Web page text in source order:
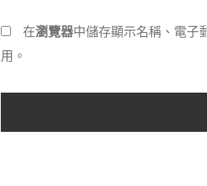
在瀏覽器中儲存顯示名稱、電子
用。